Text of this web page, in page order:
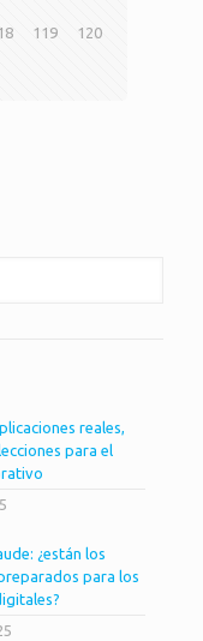
119 120
reales,
para el
¿están los
para los